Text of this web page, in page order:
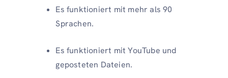
Es funktioniert mit mehr als 90
Sprachen.
Es funktioniert mit YouTube und
geposteten Dateien.